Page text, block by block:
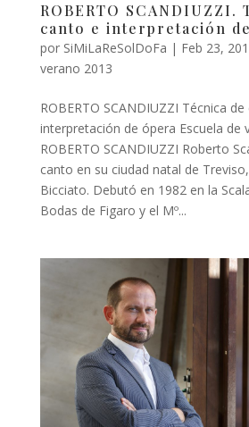
ROBERTO SCANDIUZZI.
canto e interpretación
por SiMiLaReSolDoFa | Feb 23,
verano 2013
ROBERTO SCANDIUZZI Técnica
interpretación de ópera Escuela de
ROBERTO SCANDIUZZI Roberto
canto en su ciudad natal de
Bicciato. Debutó en 1982 en la
Bodas de Figaro y el Mº...